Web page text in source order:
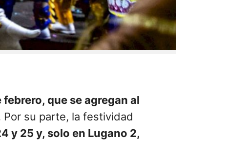
febrero, que se agregan al
su parte, la festividad
y 25 y, solo en Lugano 2,